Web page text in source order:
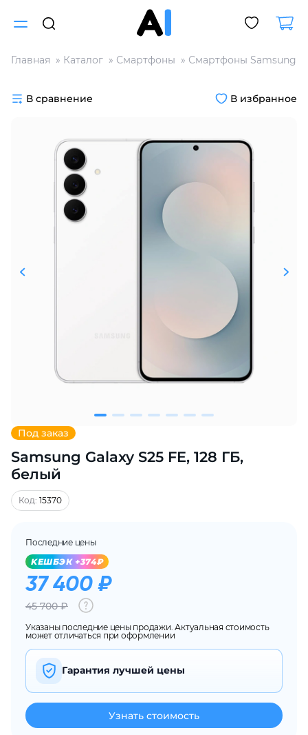
Главная Каталог Смартфоны Смартфоны Samsung
Под заказ
Samsung Galaxy S25 FE, 128 ГБ,
белый
Код: 15370
Последние цены
KЕШБЭК +374₽
37 400 ₽
45 700 ₽
Указаны последние цены продажи. Актуальная стоимость
может отличаться при оформлении
Гарантия лучшей цены
Узнать стоимость
В сравнение В избранное
Для клиентов всех банков
Разбейте
оплатуна части
без переплат
График платежей
25
% картой любого банка
Получайте товар
выбранный способом
по25%каждые 2 недели
Подробнее
об оплате Плайтом
25
Остались вопросы?
8 800 302-02-51